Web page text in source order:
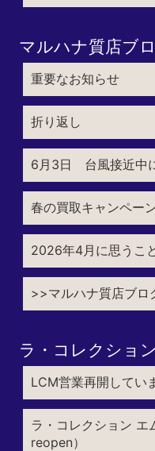
マルハナ質店ブ
重要なお知らせ
折り返し
6月3日 台風接近中
春の買取キャンペ
2026年4月に思うこ
>>マルハナ質店ブロ
ラ・コレクショ
LCM営業再開してい
ラ・コレクション エ
reopen）